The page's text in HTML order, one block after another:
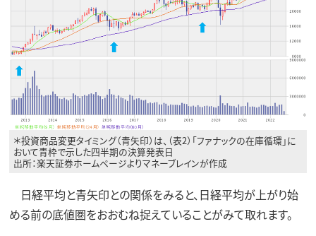
＊投資商品変更タイミング（青矢印）は、（表2）「ファナックの在庫循環」に
おいて青枠で示した四半期の決算発表日
出所：楽天証券ホームページよりマネーブレインが作成
日経平均と青矢印との関係をみると、日経平均が上がり始
める前の底値圏をおおむね捉えていることがみて取れます。